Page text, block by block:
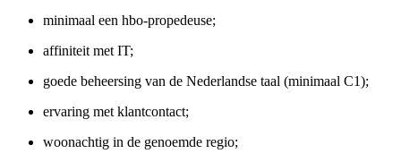
minimaal een hbo-propedeuse;
affiniteit met IT;
goede beheersing van de Nederlandse taal (minimaal C1);
ervaring met klantcontact;
woonachtig in de genoemde regio;